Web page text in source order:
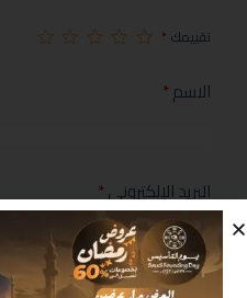
تقييمك *
الاسم*
البريد الإلكتروني*
مراجعتك*